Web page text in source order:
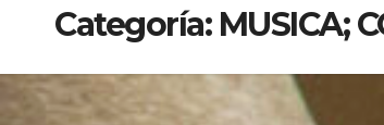
Categoría: MUSICA;